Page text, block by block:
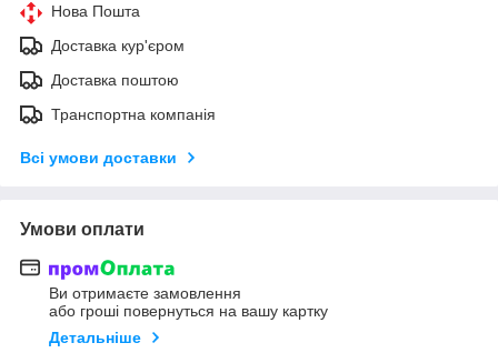
Нова Пошта
Доставка кур'єром
Доставка поштою
Транспортна компанія
Всі умови доставки
Умови оплати
Ви отримаєте замовлення
або гроші повернуться на вашу картку
Детальніше